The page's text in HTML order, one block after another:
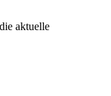
aktuelle